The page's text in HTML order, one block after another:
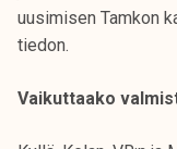
uusimisen Tamkon
tiedon.
Vaikuttaako